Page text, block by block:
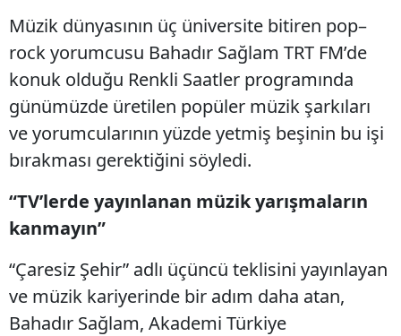
Müzik dünyasının üç üniversite bitiren pop–
rock yorumcusu Bahadır Sağlam TRT FM’de
konuk olduğu Renkli Saatler programında
günümüzde üretilen popüler müzik şarkıları
ve yorumcularının yüzde yetmiş beşinin bu işi
bırakması gerektiğini söyledi.
“TV’lerde yayınlanan müzik yarışmaların
kanmayın”
“Çaresiz Şehir” adlı üçüncü teklisini yayınlayan
ve müzik kariyerinde bir adım daha atan,
Bahadır Sağlam, Akademi Türkiye